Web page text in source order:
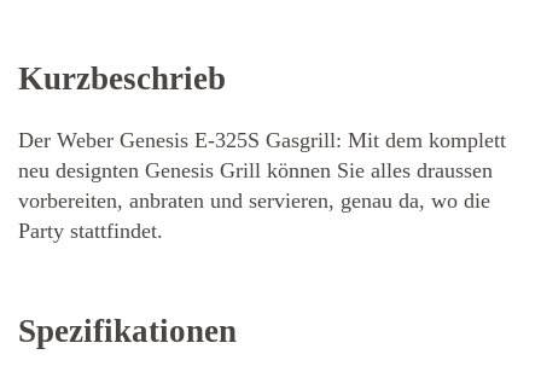
Kurzbeschrieb
Der Weber Genesis E-325S Gasgrill: Mit dem komplett
neu designten Genesis Grill können Sie alles draussen
vorbereiten, anbraten und servieren, genau da, wo die
Party stattfindet.
Spezifikationen